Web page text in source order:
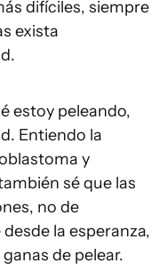
difíciles, siempre
exista
estoy peleando,
Entiendo la
y
sé que las
no de
la esperanza,
de pelear.